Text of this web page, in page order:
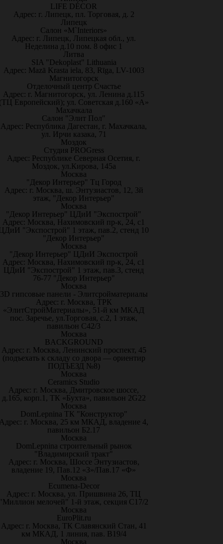
LIFE DÉCOR
Адрес: г. Липецк, пл. Торговая, д. 2
Липецк
Салон «M`Interiors»
Адрес: г. Липецк, Липецкая обл., ул.
Неделина д.10 пом. 8 офис 1
Литва
SIA "Dekoplast" Lithuania
Адрес: Mazā Krasta iela, 83, Rīga, LV-1003
Магнитогорск
Отделочный центр Счастье
Адрес: г. Магнитогорск, ул. Ленина д.115
Европейский); ул. Советская д.160 «А»
Махачкала
Салон "Элит Пол"
Адрес: Республика Дагестан, г. Махачкала,
ул. Ирчи казака, 71
Моздок
Студия PROGress
Адрес: Республике Северная Осетия, г.
Моздок, ул.Кирова, 145а
Москва
"Декор Интерьер" Тц Город
Адрес: г. Москва, ш. Энтузиастов, 12, 3й
этаж, "Декор Интерьер"
Москва
"Декор Интерьер" ЦДиИ "Экспострой"
Адрес: Москва, Нахимовский пр-к, 24, с1
"Экспострой" 1 этаж, пав.2, стенд 10
"Декор Интерьер"
Москва
"Декор Интерьер" ЦДиИ Экспострой
Адрес: Москва, Нахимовский пр-к, 24, с1
ЦДиИ "Экспострой" 1 этаж, пав.3, стенд
76-77 "Декор Интерьер"
Москва
3D гипсовые панели - Элитсройматериалы
Адрес: г. Москва, ТРК
«ЭлитСтройМатериалы», 51-й км МКАД
пос. Заречье, ул.Торговая, с.2, 1 этаж,
павильон С42/3
Москва
BACKGROUND
Адрес: г. Москва, Ленинский проспект, 45
(подъехать к складу со двора — ориентир
ПОДЪЕЗД №8)
Москва
Ceramics Studio
Адрес: г. Москва, Дмитровское шоссе,
д.165, корп.1, ТК «Бухта», павильон 2G22
Москва
DomLepnina ТК "Конструктор"
г. Москва, 25 км МКАД, владение 4,
павильон Б2.17
Москва
DomLepnina строительный рынок
"Владимирский тракт"
Адрес: г. Москва, Шоссе Энтузиастов,
владение 19, Пав.12 «З»/Пав.17 «Ф»
Москва
Ecumena-Decor
Адрес: г. Москва, ул. Пришвина 26, ТЦ
мелочей" 1-й этаж, секция С17/2
Москва
EuroPlit.ru
Адрес: г. Москва, ТК Славянский Стан, 41
км МКАД, 1 линия, пав. В19/4
Москва